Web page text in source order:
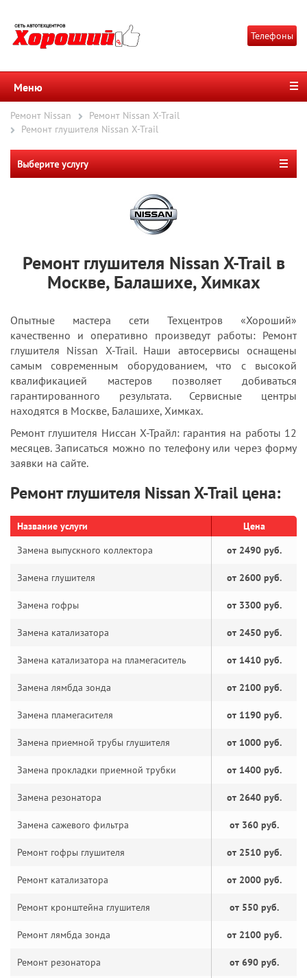
Телефоны
Меню
Ремонт Nissan
Ремонт Nissan X-Trail
Ремонт глушителя Nissan X-Trail
Выберите услугу
Ремонт глушителя Nissan X-Trail в
Москве, Балашихе, Химках
Опытные мастера сети Техцентров «Хороший»
качественно и оперативно произведут работы: Ремонт
глушителя Nissan X-Trail. Наши автосервисы оснащены
самым современным оборудованием, что с высокой
квалификацией мастеров позволяет добиваться
гарантированного результата. Сервисные центры
находятся в Москве, Балашихе, Химках.
Ремонт глушителя Ниссан Х-Трайл: гарантия на работы 12
месяцев. Записаться можно по телефону или через форму
заявки на сайте.
Ремонт глушителя Nissan X-Trail цена:
Название услуги
Цена
Замена выпускного коллектора
от 2490 руб.
Замена глушителя от 2600 руб.
Замена гофры от 3300 руб.
Замена катализатора от 2450 руб.
Замена катализатора на пламегаситель от 1410 руб.
Замена лямбда зонда от 2100 руб.
Замена пламегасителя от 1190 руб.
Замена приемной трубы глушителя от 1000 руб.
Замена прокладки приемной трубки от 1400 руб.
Замена резонатора от 2640 руб.
Замена сажевого фильтра от 360 руб.
Ремонт гофры глушителя от 2510 руб.
Ремонт катализатора от 2000 руб.
Ремонт кронштейна глушителя от 550 руб.
Ремонт лямбда зонда от 2100 руб.
Ремонт резонатора от 690 руб.